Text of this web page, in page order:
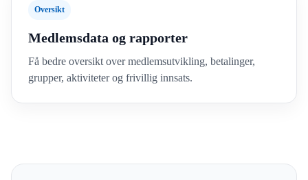
Oversikt
Medlemsdata og rapporter
Få bedre oversikt over medlemsutvikling, betalinger,
grupper, aktiviteter og frivillig innsats.